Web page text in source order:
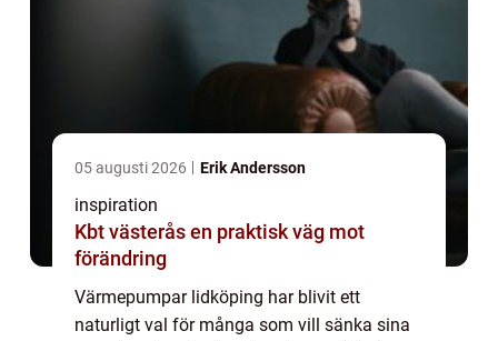
05 augusti 2026 Erik Andersson
inspiration
Kbt västerås en praktisk väg mot
förändring
Värmepumpar lidköping har blivit ett
naturligt val för många som vill sänka sina